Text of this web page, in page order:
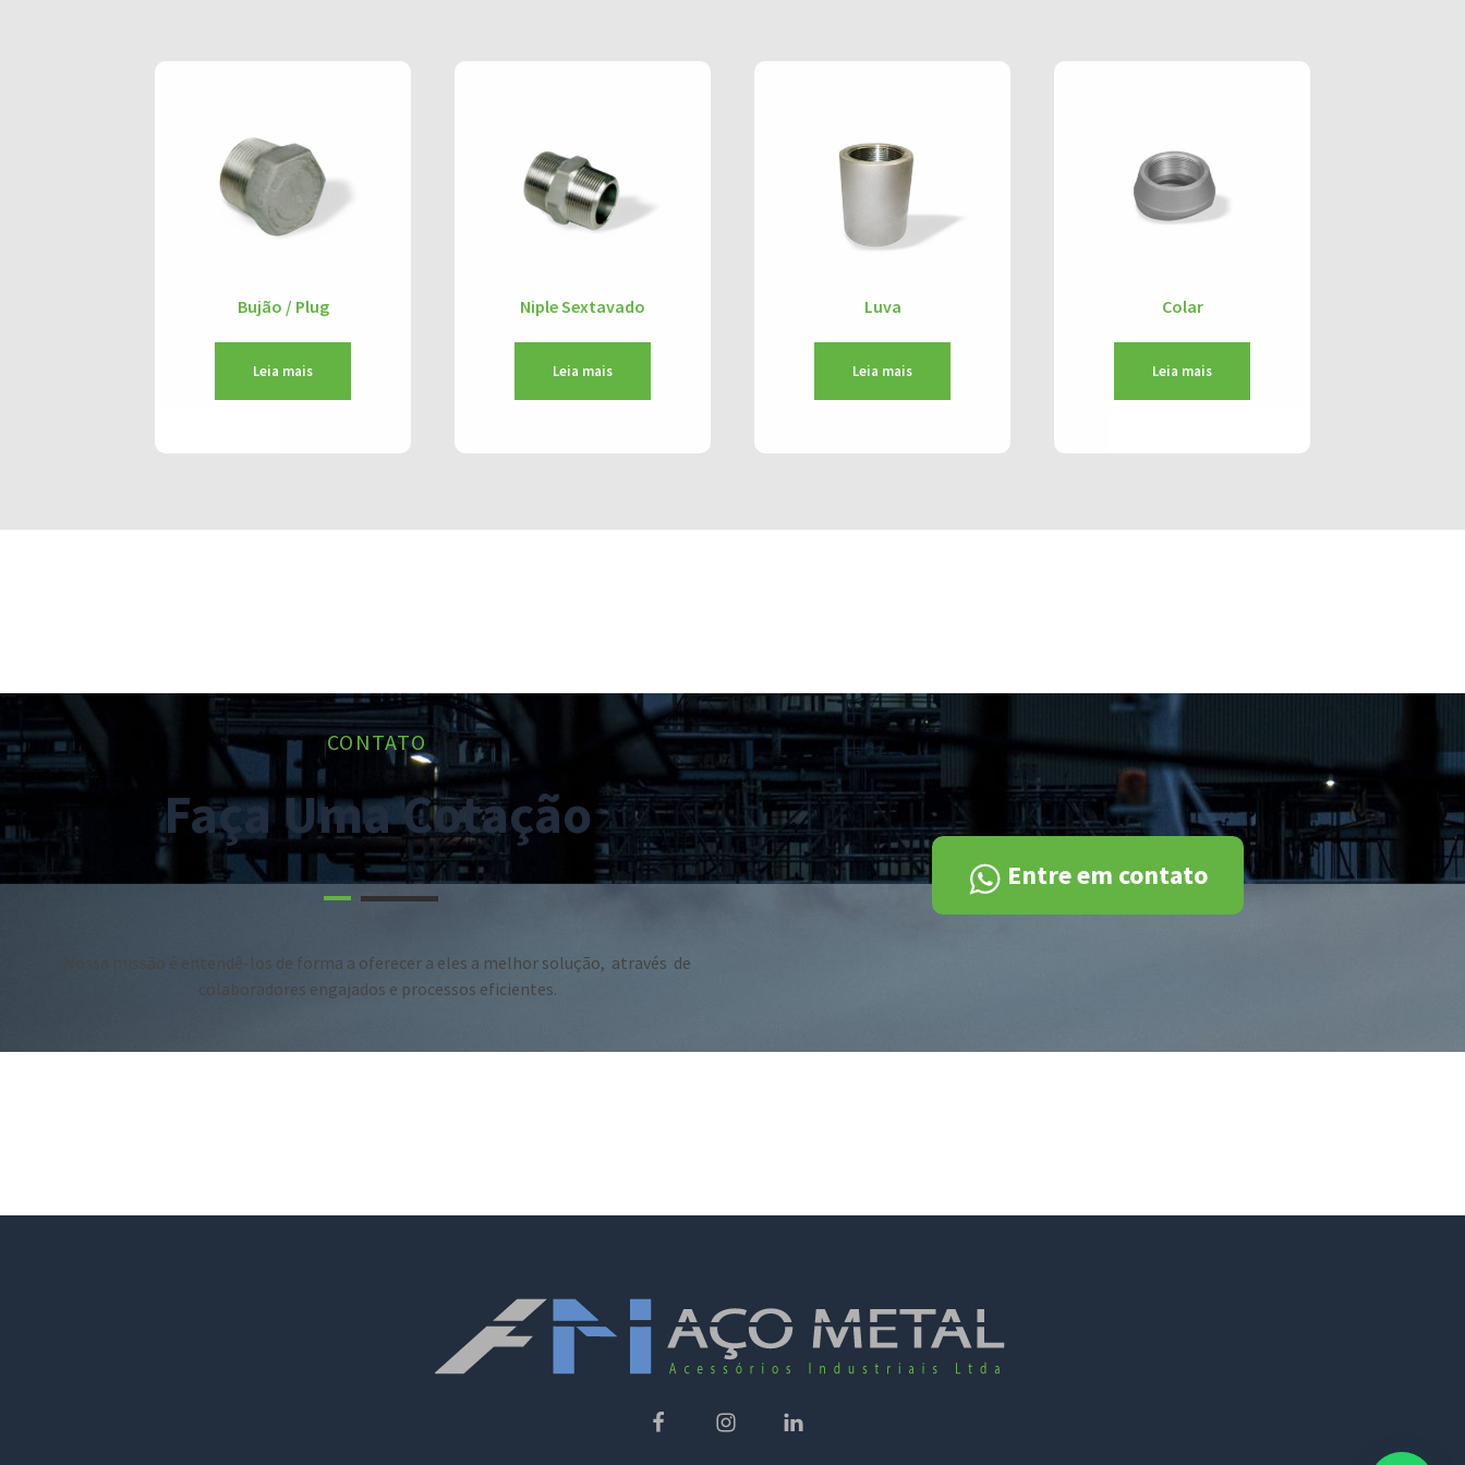
Bujão / Plug
Leia mais
Niple Sextavado
Leia mais
Luva
Leia mais
Colar
Leia mais
CONTATO
Faça Uma Cotação
Nossa missão é entendê-los de forma a oferecer a eles a melhor solução, através de
colaboradores engajados e processos eficientes.
Entre em contato